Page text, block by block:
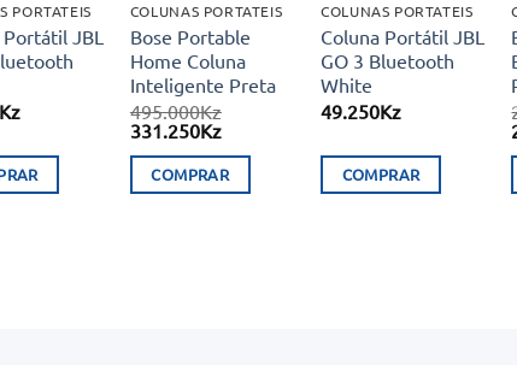
PORTATEIS
JBL
COLUNAS PORTATEIS
Bose Portable
Home Coluna
Inteligente Preta
495.000Kz
O
original
era:
331.250KzO
atual
é:
COMPRAR
COLUNAS PORTATEIS
Coluna Portátil JBL
GO 3 Bluetooth
White
49.250Kz
COMPRAR